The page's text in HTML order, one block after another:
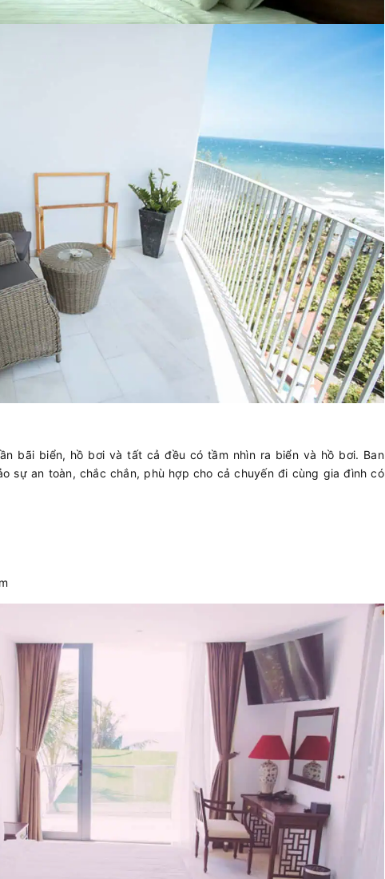
bãi biển, hồ bơi và tất cả đều có tầm nhìn ra biển và hồ bơi. Ban
sự an toàn, chắc chắn, phù hợp cho cả chuyến đi cùng gia đình có